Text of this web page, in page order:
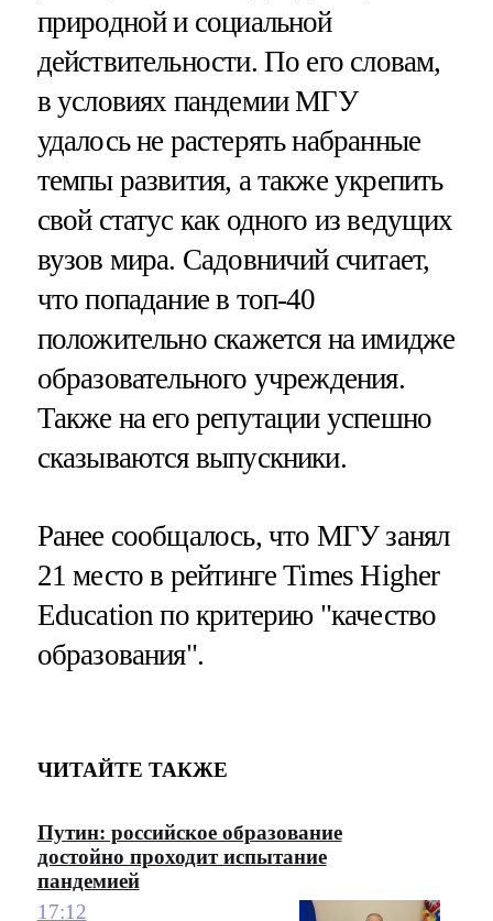
природной и социальной
действительности. По его словам,
в условиях пандемии МГУ
удалось не растерять набранные
темпы развития, а также укрепить
свой статус как одного из ведущих
вузов мира. Садовничий считает,
что попадание в топ-40
положительно скажется на имидже
образовательного учреждения.
Также на его репутации успешно
сказываются выпускники.
Ранее сообщалось, что МГУ занял
21 место в рейтинге Times Higher
Education по критерию "качество
образования".
ЧИТАЙТЕ ТАКЖЕ
Путин: российское образование
достойно проходит испытание
пандемией
17:12